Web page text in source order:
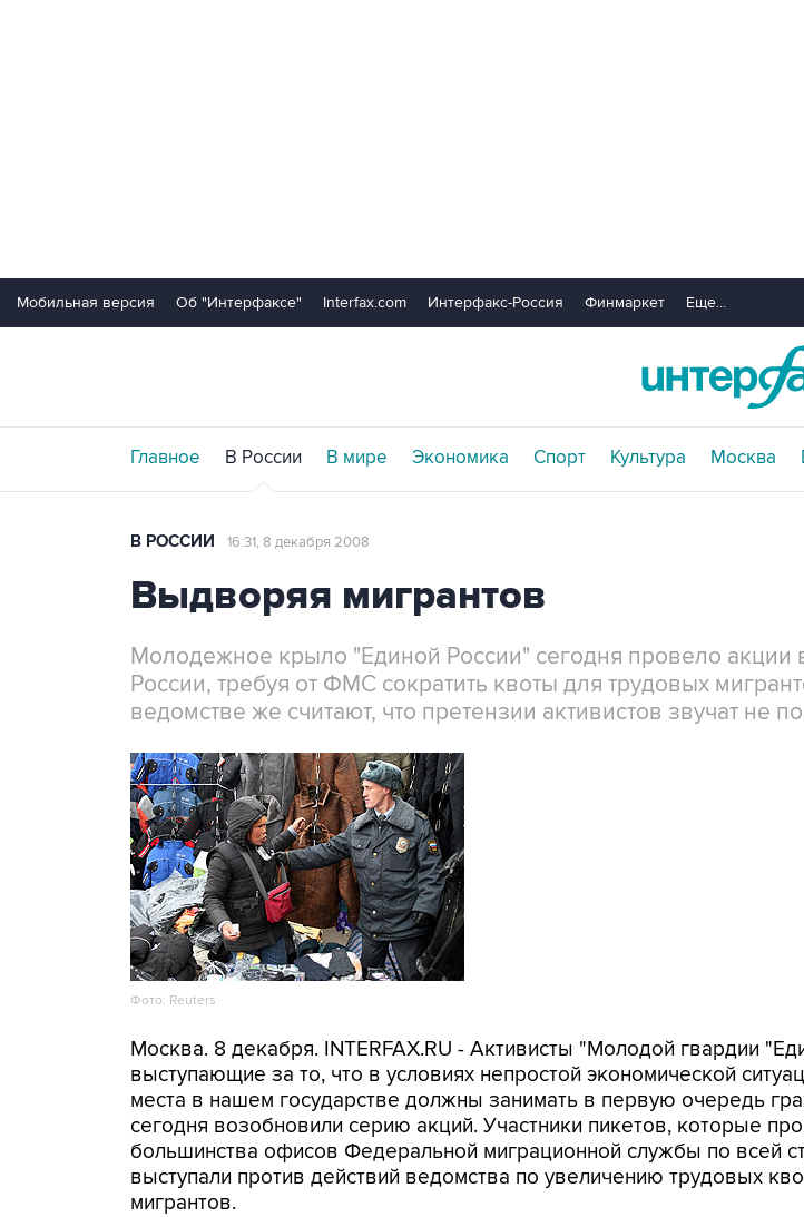
Мобильная версия Об "Интерфаксе" Interfax.com Интерфакс-Россия Финмаркет Еще...
Главное В России В мире Экономика Спорт Культура Москва
В РОССИИ 16:31, 8 декабря 2008
Выдворяя мигрантов
Молодежное крыло "Единой России" сегодня провело акции
России, требуя от ФМС сократить квоты для трудовых
ведомстве же считают, что претензии активистов звучат не
Фото: Reuters
Москва. 8 декабря. INTERFAX.RU - Активисты "Молодой гвардии
выступающие за то, что в условиях непростой экономической
места в нашем государстве должны занимать в первую очередь
сегодня возобновили серию акций. Участники пикетов, которые
большинства офисов Федеральной миграционной службы по всей
выступали против действий ведомства по увеличению трудовых
мигрантов.